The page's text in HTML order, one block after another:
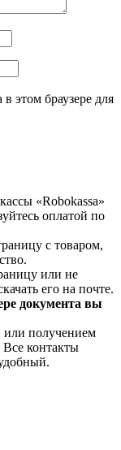
этом браузере для
«Robokassa»
оплатой по
с товаром,
или не
его на почте.
документа вы
или получением
Все контакты